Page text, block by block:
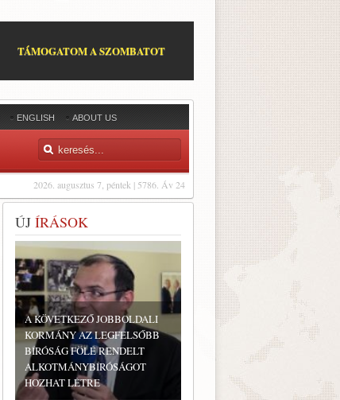
TÁMOGATOM A SZOMBATOT
ENGLISH ABOUT US
2026. augusztus 7, péntek | 5786. Áv 24
ÚJ ÍRÁSOK
A KÖVETKEZŐ JOBBOLDALI
KORMÁNY AZ LEGFELSŐBB
BÍRÓSÁG FÖLÉ RENDELT
ALKOTMÁNYBÍRÓSÁGOT
HOZHAT LÉTRE